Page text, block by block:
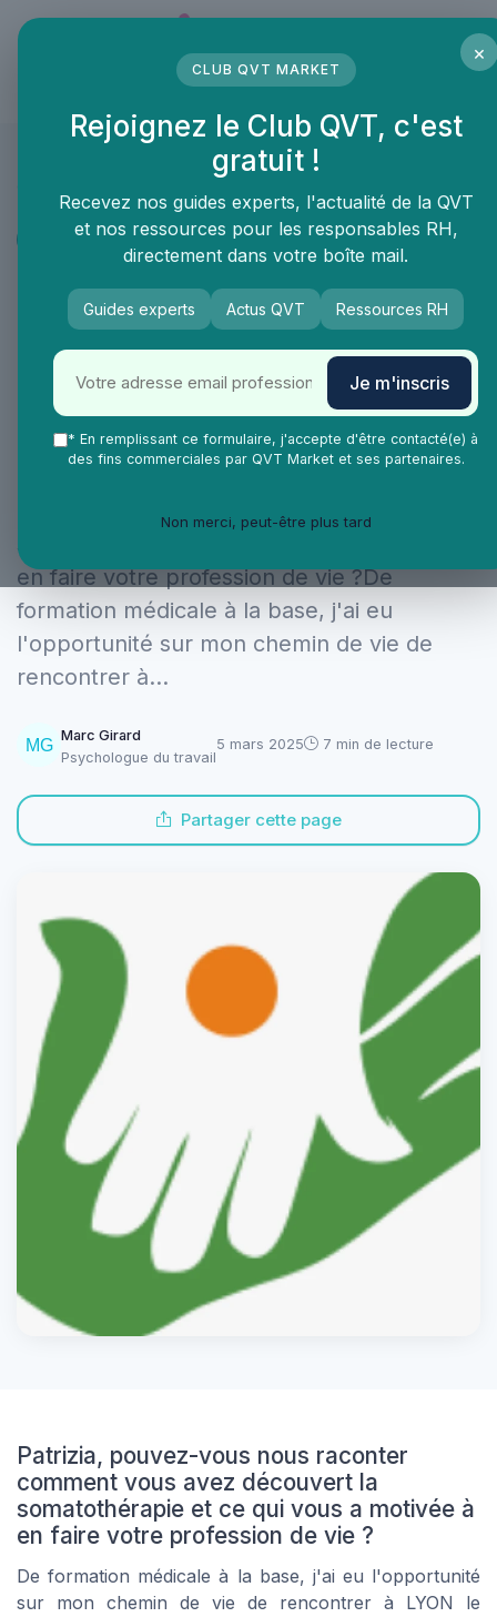
Portrait et interview
Interview de Patrizia Minchella :
La Somatothérapie au service de
l'équilibre corps-esprit pour
soulager le stress et les maux
contemporains
comment vous avez découvert la
somatothérapie et ce qui vous a motivée à
en faire votre profession de vie ?De
formation médicale à la base, j'ai eu
l'opportunité sur mon chemin de vie de
rencontrer à...
Marc Girard
Psychologue du travail
5 mars 2025 7 min de lecture
Partager cette page
Patrizia, pouvez-vous nous raconter
comment vous avez découvert la
somatothérapie et ce qui vous a motivée à
en faire votre profession de vie ?
De formation médicale à la base, j'ai eu l'opportunité
sur mon chemin de vie de rencontrer à LYON le
×
CLUB QVT MARKET
Rejoignez le Club QVT, c'est
gratuit !
Recevez nos guides experts, l'actualité de la QVT
et nos ressources pour les responsables RH,
directement dans votre boîte mail.
Guides experts Actus QVT Ressources RH
Je m'inscris
* En remplissant ce formulaire, j'accepte d'être contacté(e) à
des fins commerciales par QVT Market et ses partenaires.
Non merci, peut-être plus tard
Panneau de gestion des cookies